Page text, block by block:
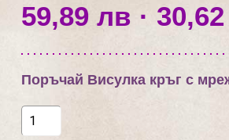
59,89 лв ·
Поръчай Висулка кръг с